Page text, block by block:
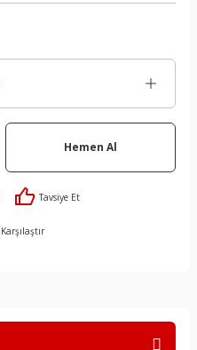
Hemen Al
Tavsiye Et
Karşılaştır